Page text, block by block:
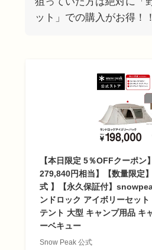
ット」での購入がお得！！
【本日限定 5％OFFクーポン
279,840円相当】【数量限定
式 】【永久保証付】
ンドロック アイボリーセッ
テント 大型 キャンプ用品 キ
ーベキュー
Snow Peak 公式